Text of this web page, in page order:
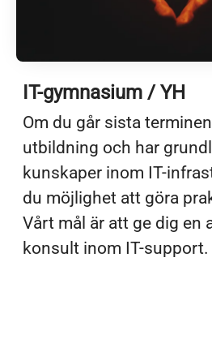
IT-gymnasium / YH
Om du går sista
utbildning och har
kunskaper inom IT-
du möjlighet att göra
Vårt mål är att ge dig en
konsult inom IT-support.